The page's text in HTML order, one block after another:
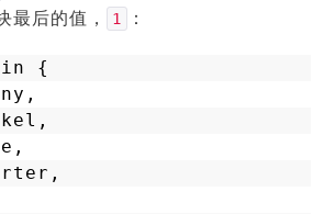
最后的值，
1 ：
{